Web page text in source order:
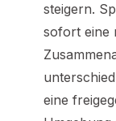
steigern.
sofort eine
eine